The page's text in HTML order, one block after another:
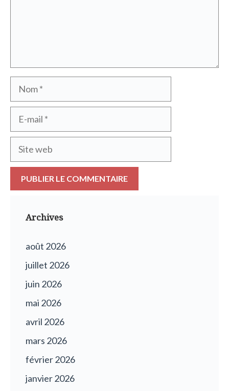
Nom
Site
Archives
août 2026
juillet 2026
juin 2026
mai 2026
avril 2026
mars 2026
février 2026
janvier 2026